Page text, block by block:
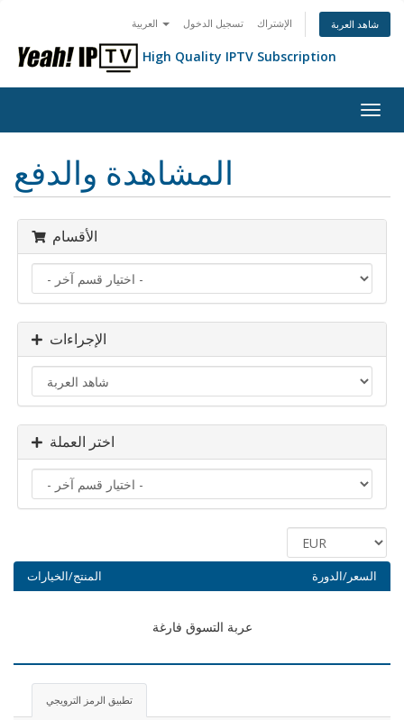
تسجيل الدخول الإشتراك شاهد العربة
High Quality IPTV Subscription
المشاهدة والدفع
الأقسام
الإجراءات
اختر العملة
المنتج/الخيارات السعر/الدورة
عربة التسوق فارغة
تطبيق الرمز الترويجي